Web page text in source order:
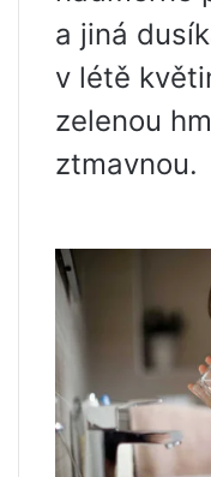
a jiná
v létě
zelenou
ztmavnou.